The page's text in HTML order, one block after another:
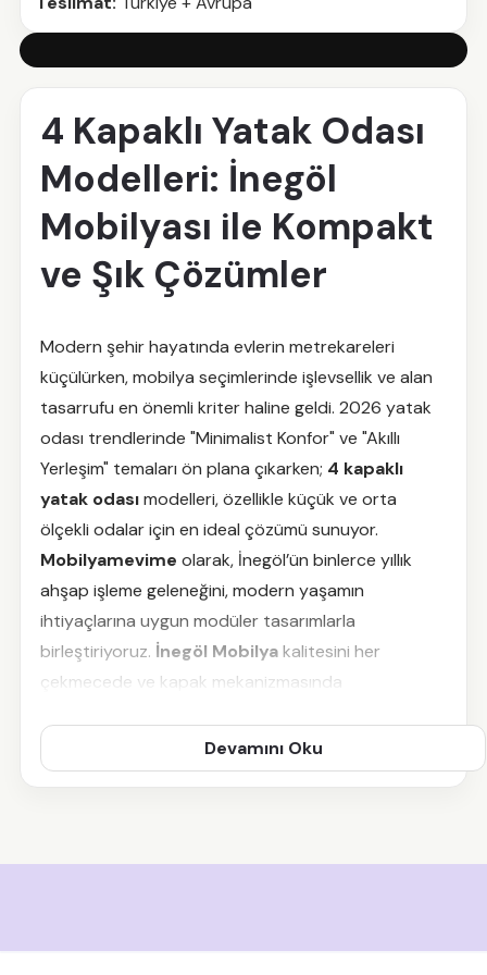
4 Kapaklı Yatak Odası
Modelleri: İnegöl
Mobilyası ile Kompakt
ve Şık Çözümler
Modern şehir hayatında evlerin metrekareleri
küçülürken, mobilya seçimlerinde işlevsellik ve alan
tasarrufu en önemli kriter haline geldi. 2026 yatak
odası trendlerinde "Minimalist Konfor" ve "Akıllı
Yerleşim" temaları ön plana çıkarken; 4 kapaklı
yatak odasımodelleri, özellikle küçük ve orta
ölçekli odalar için en ideal çözümü sunuyor.
Mobilyamevime olarak, İnegöl’ün binlerce yıllık
ahşap işleme geleneğini, modern yaşamın
ihtiyaçlarına uygun modüler tasarımlarla
birleştiriyoruz. İnegöl Mobilyakalitesini her
çekmecede ve kapak mekanizmasında
daraltmadan tüm eşyalarınız için düzenli bir sığınak
yaratıyor.
Devamını Oku